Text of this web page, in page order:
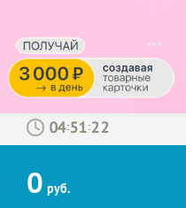
: :
0 руб.